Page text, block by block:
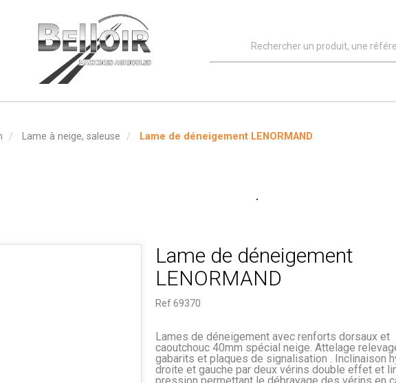
Lame à neige, saleuse Lame de déneigement LENORMAND
Lame de déneigement
LENORMAND
Ref69370
Lames de déneigement avec renforts dorsaux et
caoutchouc 40mm spécial neige. Attelage
gabarits et plaques de signalisation . Inclinaison
droite et gauche par deux vérins double effet et
pression permettant le débrayage des vérins en